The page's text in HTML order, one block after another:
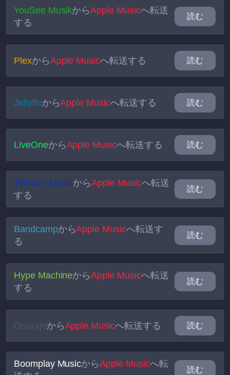
YouSee MusikからApple Musicへ転送
する
読む
PlexからApple Musicへ転送する 読む
JellyfinからApple Musicへ転送する 読む
LiveOneからApple Musicへ転送する 読む
Telmore MusikからApple Musicへ転送
する
読む
BandcampからApple Musicへ転送す
る
読む
Hype MachineからApple Musicへ転送
する
読む
DiscogsからApple Musicへ転送する 読む
Boomplay MusicからApple Musicへ転
読む